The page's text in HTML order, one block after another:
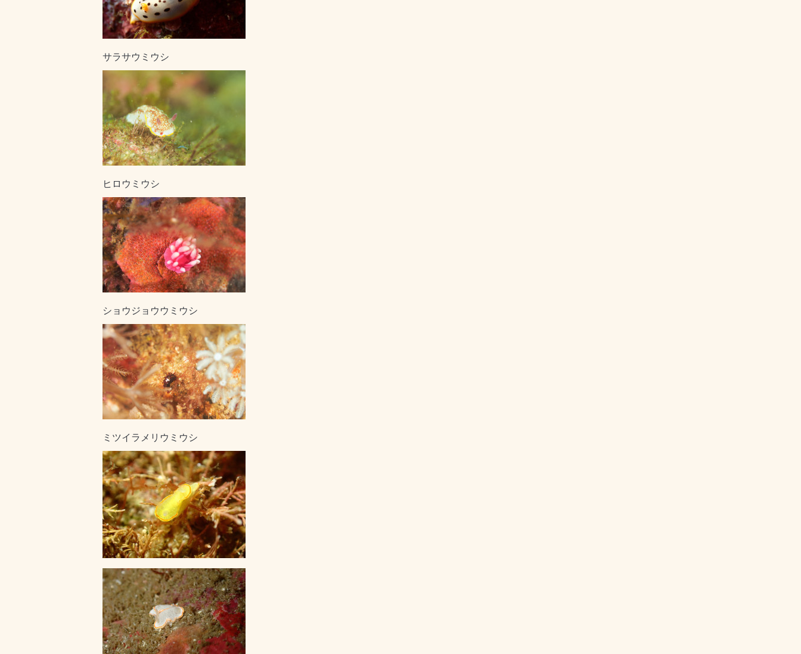
サラサウミウシ
ヒロウミウシ
ショウジョウウミウシ
ミツイラメリウミウシ